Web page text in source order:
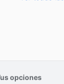
opciones